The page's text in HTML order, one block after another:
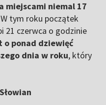
miejscami niemal 17
tym roku początek
21 czerwca o godzinie
o ponad dziewięć
dnia w roku, który